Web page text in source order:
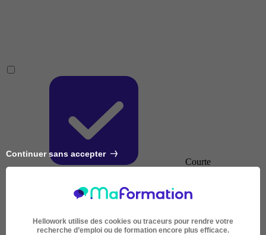
Courte
Continuer sans accepter
Hellowork utilise des cookies ou traceurs pour rendre votre
recherche d’emploi ou de formation encore plus efficace.